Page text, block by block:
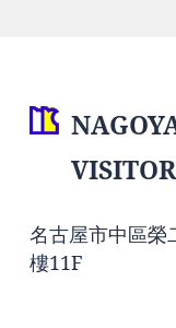
名古屋市中區榮
樓11F